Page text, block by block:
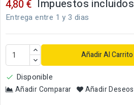
4,80 € Impuestos incluidos
Entrega entre 1 y 3 dias
Añadir Al Carrito
 Disponible
Añadir Comparar Añadir Deseos